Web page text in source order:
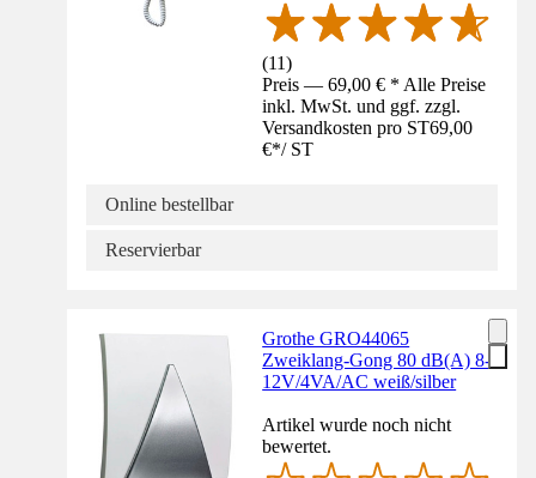
(11)
Preis — 69,00 € * Alle Preise
inkl. MwSt. und ggf. zzgl.
Versandkosten pro ST69,00
€*/ ST
Online bestellbar
Reservierbar
Grothe GRO44065
Zweiklang-Gong 80 dB(A) 8-
12V/4VA/AC weiß/silber
Artikel wurde noch nicht
bewertet.